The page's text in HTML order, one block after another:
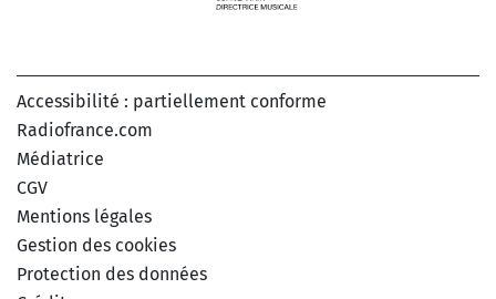
Accessibilité : partiellement conforme
Radiofrance.com
Médiatrice
CGV
Mentions légales
Gestion des cookies
Protection des données